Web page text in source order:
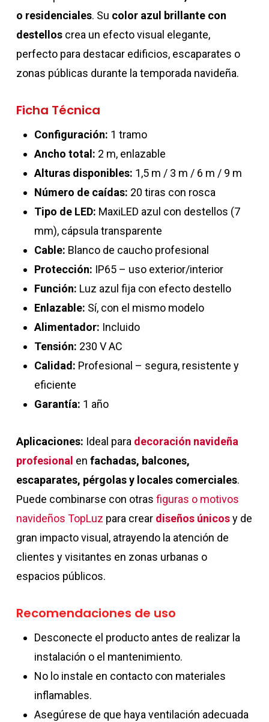
o residenciales. Su color azul brillante con
destelloscrea un efecto visual elegante,
perfecto para destacar edificios, escaparates o
zonas públicas durante la temporada navideña.
Ficha Técnica
Configuración: 1 tramo
Ancho total: 2 m, enlazable
Alturas disponibles: 1,5 m / 3 m / 6 m / 9 m
Número de caídas: 20 tiras con rosca
Tipo de LED: MaxiLED azul con destellos (7
mm), cápsula transparente
Cable: Blanco de caucho profesional
Protección: IP65 – uso exterior/interior
Función: Luz azul fija con efecto destello
Enlazable: Sí, con el mismo modelo
Alimentador: Incluido
Tensión: 230 V AC
Calidad: Profesional – segura, resistente y
eficiente
Garantía: 1 año
Aplicaciones: Ideal para decoración navideña
profesional en fachadas, balcones,
escaparates, pérgolas y locales comerciales.
Puede combinarse con otras figuras o motivos
navideños TopLuz para crear diseños únicosy de
gran impacto visual, atrayendo la atención de
clientes y visitantes en zonas urbanas o
espacios públicos.
Recomendaciones de uso
Desconecte el producto antes de realizar la
instalación o el mantenimiento.
No lo instale en contacto con materiales
inflamables.
Asegúrese de que haya ventilación adecuada